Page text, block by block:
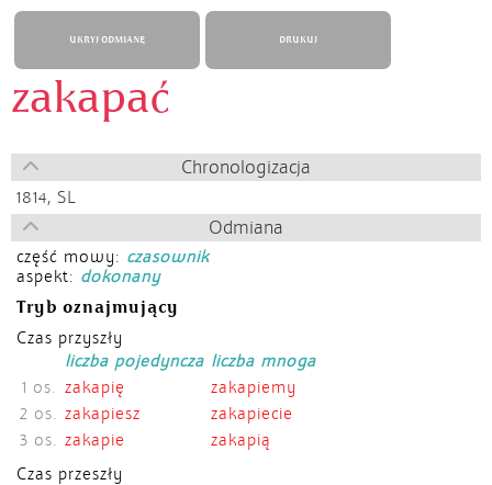
UKRYJ ODMIANĘ DRUKUJ
zakapać
Chronologizacja
1814, SL
Odmiana
część mowy: czasownik
aspekt: dokonany
Tryb oznajmujący
Czas przyszły
liczba pojedyncza liczba mnoga
1 os. zakapię
zakapiemy
2 os. zakapiesz
zakapiecie
3 os. zakapie
zakapią
Czas przeszły